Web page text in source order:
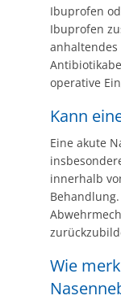
Ibuprofen
Ibuprofen
anhaltendes
operative
Kann
Eine akute
innerhalb
Wie